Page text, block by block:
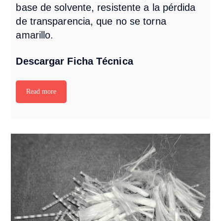
base desolvente, resistente a la pérdida
de transparencia, que no se torna
amarillo.
Descargar Ficha Técnica
Read more